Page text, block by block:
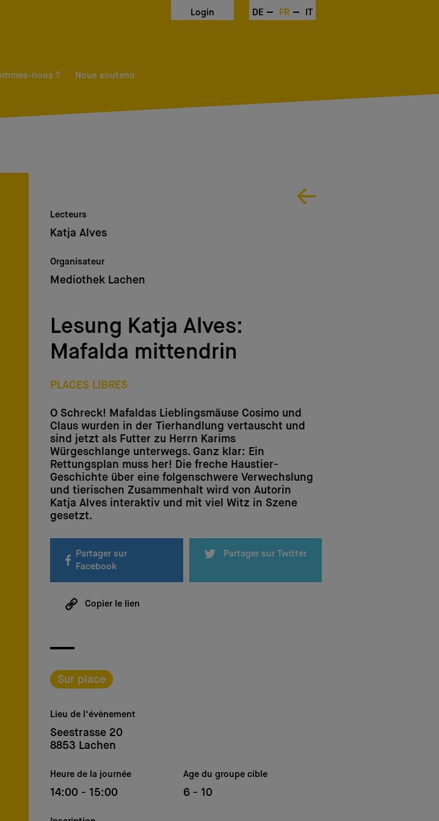
Login DE FR IT
nous ? Nous soutenir
Lecteurs
Katja Alves
Organisateur
Mediothek Lachen
Lesung Katja Alves:
Mafalda mittendrin
PLACES LIBRES
O Schreck! Mafaldas Lieblingsmäuse Cosimo und
Claus wurden in der Tierhandlung vertauscht und
sind jetzt als Futter zu Herrn Karims
Würgeschlange unterwegs. Ganz klar: Ein
Rettungsplan muss her! Die freche Haustier-
Geschichte über eine folgenschwere Verwechslung
und tierischen Zusammenhalt wird von Autorin
Katja Alves interaktiv und mit viel Witz in Szene
gesetzt.
Partager sur
Facebook
Partager sur Twitter
Copier le lien
Sur place
Lieu de l‘évènement
Seestrasse 20
8853 Lachen
Heure de la journée
14:00 - 15:00
Age du groupe cible
6 - 10